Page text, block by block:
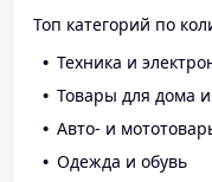
Топ категорий по
Техника и
Товары для дома и
Авто- и
Одежда и обувь